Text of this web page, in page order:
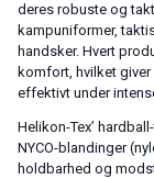
deres robuste og
kampuniformer,
handsker. Hvert
komfort, hvilket
effektivt under
Helikon-Tex’
NYCO-blandinger
holdbarhed og